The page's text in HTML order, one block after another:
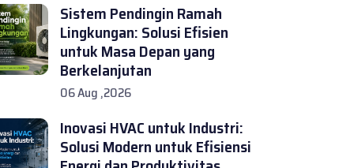
Sistem Pendingin Ramah
Lingkungan: Solusi Efisien
untuk Masa Depan yang
Berkelanjutan
06 Aug ,2026
Inovasi HVAC untuk Industri:
Solusi Modern untuk Efisiensi